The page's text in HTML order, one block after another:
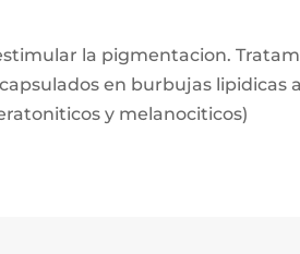
la pigmentacion.
en burbujas
y melanociticos)